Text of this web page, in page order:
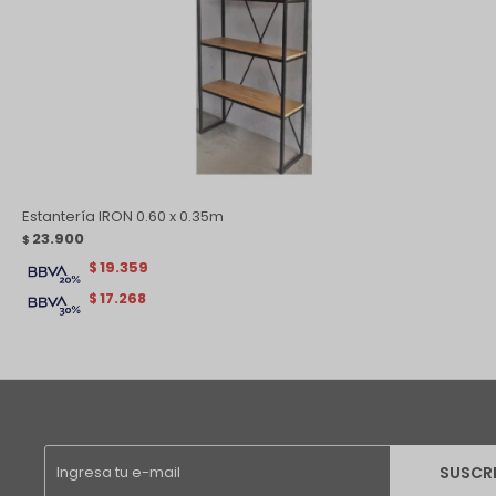
Estantería IRON 0.60 x 0.35m
$ 23.900
$17.268
$19.359